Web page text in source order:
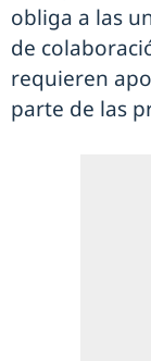
obliga a las
de
requieren
parte de las